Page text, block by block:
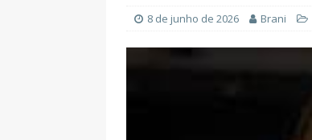
8 de junho de 2026 Brani